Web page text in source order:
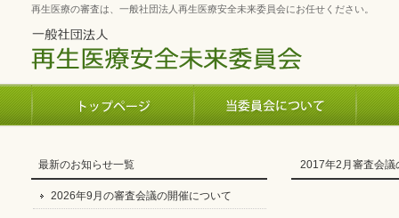
再生医療の審査は、一般社団法人再生医療安全未来委員会にお任せください。
2017年2月審査会議
最新のお知らせ一覧
2026年9月の審査会議の開催について